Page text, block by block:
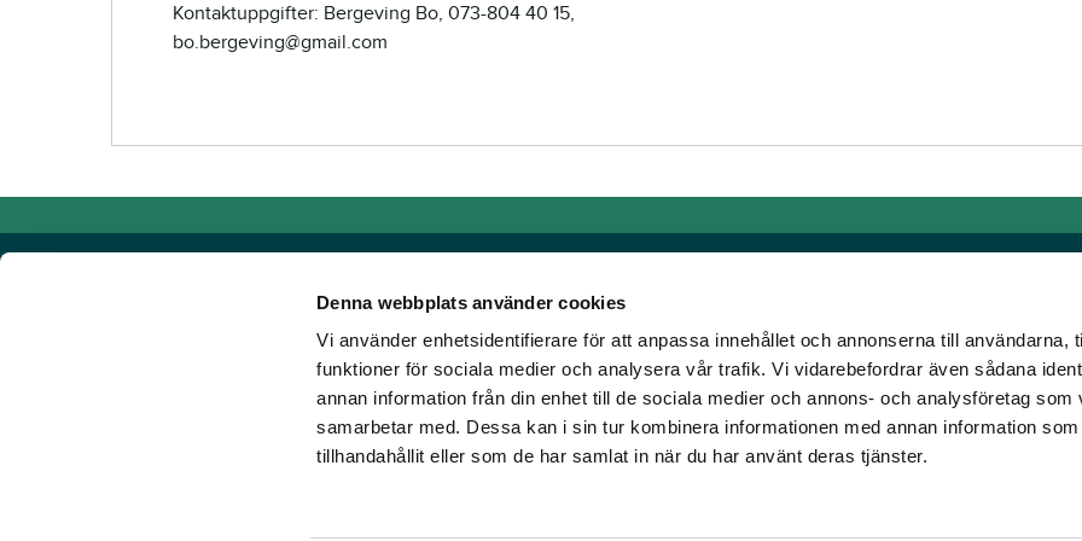
Denna webbplats använder cookies
Vi använder enhetsidentifierare för att anpassa innehållet och annonserna till användarna,
funktioner för sociala medier och analysera vår trafik. Vi vidarebefordrar även sådana
annan information från din enhet till de sociala medier och annons- och analysföretag som
samarbetar med. Dessa kan i sin tur kombinera informationen med annan information
tillhandahållit eller som de har samlat in när du har använt deras tjänster.
Kontaktuppgifter: Bergeving Bo, 073-804 40 15,
bo.bergeving@gmail.com
Powered by TR Media
Hos TR Media finns Sveriges främsta varumärken för dig som älskar trav!
Sedan starten 1932, då tidningen Travronden grundades, har vi skapat en
Länkar
Allmänna auktionsvillkor
Mobilvy